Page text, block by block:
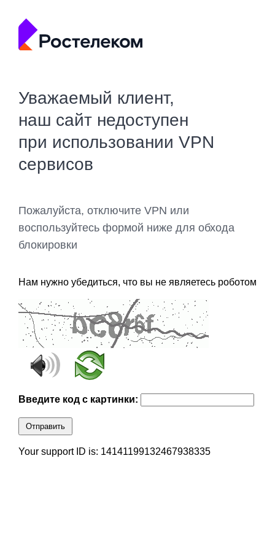
Уважаемый клиент,
наш сайт недоступен
при использовании VPN
сервисов
Пожалуйста, отключите VPN или
воспользуйтесь формой ниже для обхода
блокировки
Нам нужно убедиться, что вы не являетесь роботом
Введите код с картинки:
Отправить
Your support ID is: 14141199132467938335